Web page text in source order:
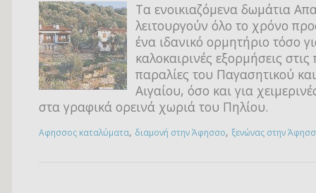
Τα ενοικιαζόμενα δωμάτια
λειτουργούν όλο το χρόνο
ένα ιδανικό ορμητήριο τόσο
καλοκαιρινές εξορμήσεις
παραλίες του Παγασητικού
Αιγαίου, όσο και για
στα γραφικά ορεινά χωριά του Πηλίου.
Αφησσος καταλύματα, διαμονή στην Άφησσο, ξενώνας στην